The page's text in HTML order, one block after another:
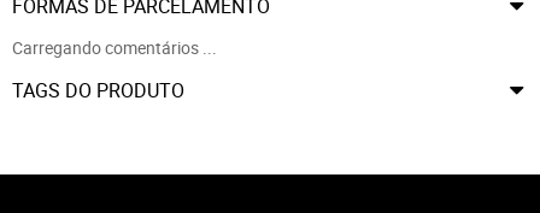
FORMAS DE PARCELAMENTO
Carregando comentários ...
TAGS DO PRODUTO